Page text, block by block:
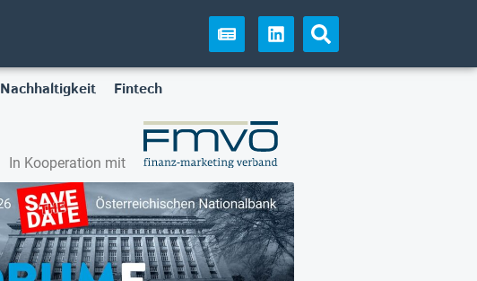
Nachhaltigkeit Fintech
In Kooperation mit